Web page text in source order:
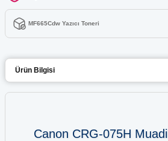
MF665Cdw Yazıcı Toneri
Ürün Bilgisi
Canon CRG-075H